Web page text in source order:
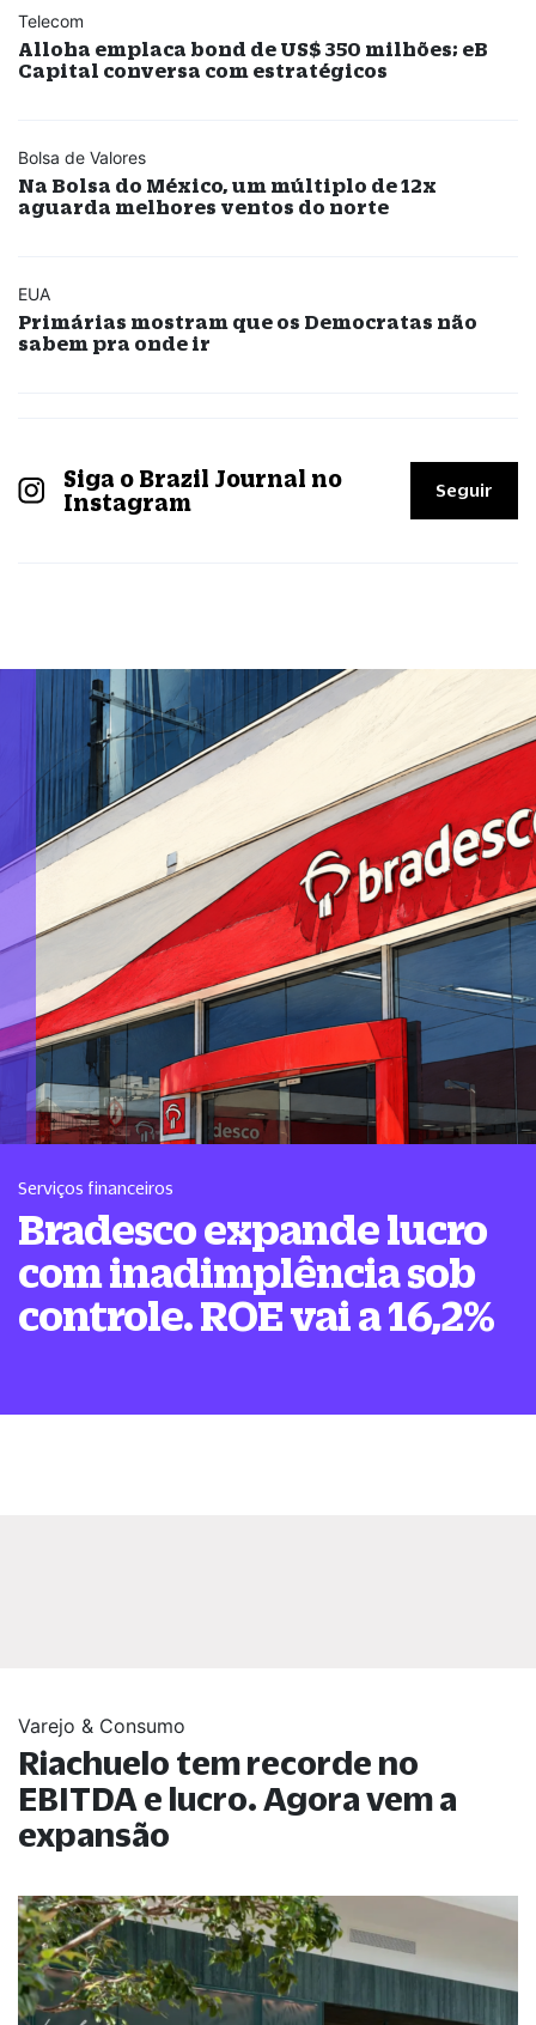
Telecom
Alloha emplaca bond de US$ 350 milhões; eB
Capital conversa com estratégicos
Bolsa de Valores
Na Bolsa do México, um múltiplo de 12x
aguarda melhores ventos do norte
EUA
Primárias mostram que os Democratas não
sabem pra onde ir
Siga o Brazil Journal no
Instagram
Seguir
Serviços financeiros
Bradesco expande lucro
com inadimplência sob
controle. ROE vai a 16,2%
Varejo & Consumo
Riachuelo tem recorde no
EBITDA e lucro. Agora vem a
expansão